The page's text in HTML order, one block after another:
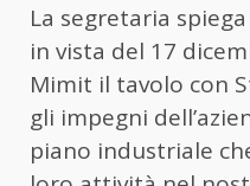
La segretaria
in vista del 17
Mimit il tavolo con
gli impegni
piano industriale